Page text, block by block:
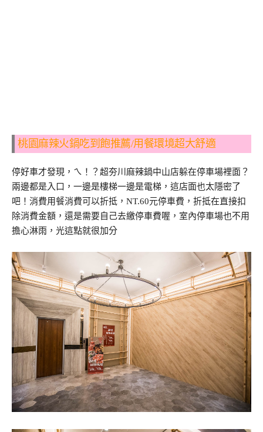
桃園麻辣火鍋吃到飽推薦/用餐環境超大舒適
停好車才發現，ㄟ！？超夯川麻辣鍋中山店躲在停車場裡面？
兩邊都是入口，一邊是樓梯一邊是電梯，這店面也太隱密了
吧！消費用餐消費可以折抵，NT.60元停車費，折抵在直接扣
除消費金額，還是需要自己去繳停車費喔，室內停車場也不用
擔心淋雨，光這點就很加分